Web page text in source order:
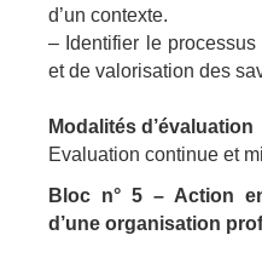
d’un contexte.
– Identifier le
et de valorisation des
Modalités d’évaluation
Evaluation continue et
Bloc n° 5 – Action
d’une organisation